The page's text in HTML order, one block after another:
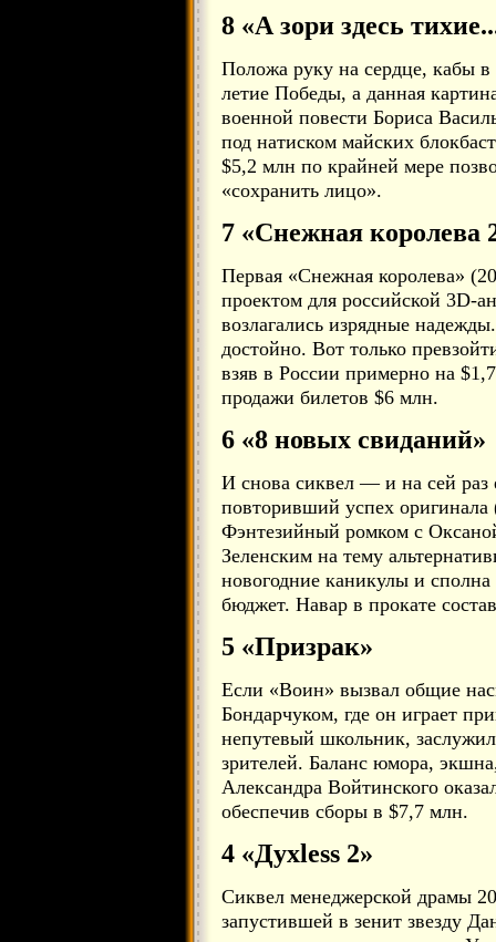
8 «А зори здесь
Положа руку на сердце, кабы
летие Победы, а данная
военной повести Бориса
под натиском майских
$5,2 млн по крайней мере
«сохранить лицо».
7 «Снежная королева
Первая «Снежная королева»
проектом для российской 3D-
возлагались изрядные
достойно. Вот только
взяв в России примерно на
продажи билетов $6 млн.
6 «8 новых свиданий»
И снова сиквел — и на сей раз
повторивший успех
Фэнтезийный ромком с
Зеленским на тему
новогодние каникулы и
бюджет. Навар в прокате
5 «Призрак»
Если «Воин» вызвал общие
Бондарчуком, где он играет
непутевый школьник,
зрителей. Баланс юмора,
Александра Войтинского
обеспечив сборы в $7,7 млн.
4 «Дyxless 2»
Сиквел менеджерской драмы
запустившей в зенит звезду